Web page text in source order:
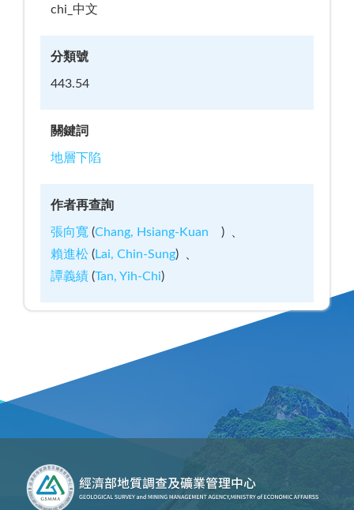
chi_中文
分類號
443.54
關鍵詞
地層下陷
作者再查詢
張向寬(Chang, Hsiang-Kuan )
賴進松(Lai, Chin-Sung)
譚義績(Tan, Yih-Chi)